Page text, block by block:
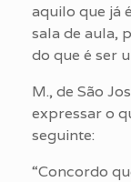
aquilo que já
sala de aula,
do que é ser
M., de São
expressar o
seguinte:
“Concordo